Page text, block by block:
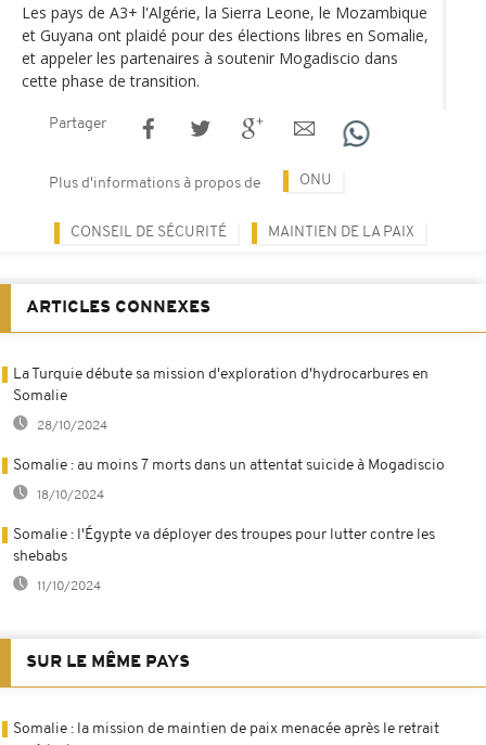
Les pays de A3+ l'Algérie, la Sierra Leone, le Mozambique
et Guyana ont plaidé pour des élections libres en Somalie,
et appeler les partenaires à soutenir Mogadiscio dans
cette phase de transition.
Partager
Plus d'informations à propos de ONU
CONSEIL DE SÉCURITÉ MAINTIEN DE LA PAIX
ARTICLES CONNEXES
La Turquie débute sa mission d'exploration d'hydrocarbures en
Somalie
28/10/2024
Somalie : au moins 7 morts dans un attentat suicide à Mogadiscio
18/10/2024
Somalie : l'Égypte va déployer des troupes pour lutter contre les
shebabs
11/10/2024
SUR LE MÊME PAYS
Somalie : la mission de maintien de paix menacée après le retrait